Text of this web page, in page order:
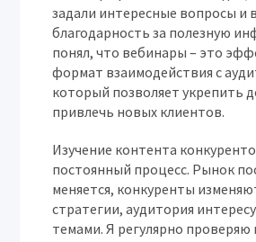
задали интересные вопросы и
благодарность за полезную
понял, что вебинары – это
формат взаимодействия с
который позволяет укрепить
привлечь новых клиентов.
Изучение контента
постоянный процесс. Рынок
меняется, конкуренты
стратегии, аудитория
темами. Я регулярно проверяю